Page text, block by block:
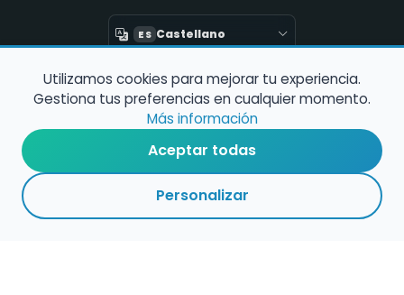
ES Castellano
Encuentra Músico
Buscador de Músicos
Encuentra Pianista Acompañante
Asesoría para músicos y docentes
Utilizamos cookies para mejorar tu experiencia.
Gestiona tus preferencias en cualquier momento.
Más información
Aceptar todas
Personalizar